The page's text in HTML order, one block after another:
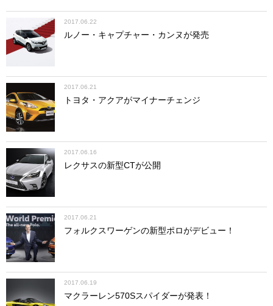
両面テープを使って受信機をシャーシ右側に固定したら、
「１」のコネクターにステアリングサーボ、「２」のコネ
クターにスピードコントローラーのコードを差し込む。ア
ンテナがある受信機の場合は、アンテナポストにアンテナ
スイッチのコードもじゃまにならないようナイロンバンド
でキレイに束ね、スイッチ本体を先ほど取り付けたトレー
（B6部品）に両面テープで固定する。続いてモーターコー
ドのプラスとマイナスを間違えないように差し込んだら、
こちらも走行時にタイヤなどに絡まらないよう、ナイロン
バンドでまとめて固定しておく。最後は忘れずにステアリ
ングサーボのネジをきっちり締め込んで固定すれば、RCメ
カの搭載作業は完了だ。
タイヤの取り付け
続いてはタイヤの取り付け。今回はタミヤから完成済みの
タイヤが支給されたが、通常は別売りのMシャーシ用タイ
2017.06.22
ルノー・キャプチャー・カンヌが発売
2017.06.21
トヨタ・アクアがマイナーチェンジ
2017.06.16
レクサスの新型CTが公開
2017.06.21
フォルクスワーゲンの新型ポロがデビュー！
2017.06.19
マクラーレン570Sスパイダーが発表！